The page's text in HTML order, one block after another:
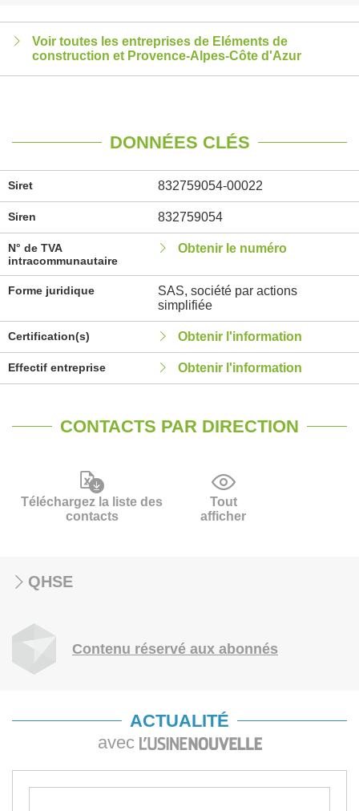
Voir toutes les entreprises de Eléments de
construction et Provence-Alpes-Côte d'Azur
DONNÉES CLÉS
Siret 832759054-00022
Siren 832759054
N° de TVA
intracommunautaire
Obtenir le numéro
Forme juridique
SAS, société par actions
simplifiée
Certification(s) Obtenir l'information
Effectif entreprise Obtenir l'information
CONTACTS PAR DIRECTION
Téléchargez la liste des
contacts
Tout
afficher
QHSE
Contenu réservé aux abonnés
ACTUALITÉ
avec